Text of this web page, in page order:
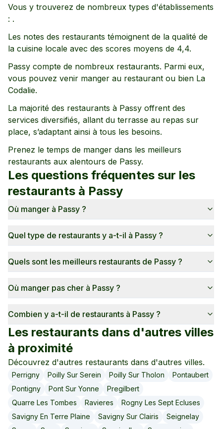
Vous y trouverez de nombreux types d'établissements
: .
Les notes des restaurants témoignent de la qualité de
la cuisine locale avec des scores moyens de 4,4.
Passy compte de nombreux restaurants. Parmi eux,
vous pouvez venir manger au restaurant ou bien La
Codalie.
La majorité des restaurants à Passy offrent des
services diversifiés, allant du terrasse au repas sur
place, s’adaptant ainsi à tous les besoins.
Prenez le temps de manger dans les meilleurs
restaurants aux alentours de Passy.
Les questions fréquentes sur les
restaurants à Passy
Où manger à Passy ?
Quel type de restaurants y a-t-il à Passy ?
Quels sont les meilleurs restaurants de Passy ?
Où manger pas cher à Passy ?
Combien y a-t-il de restaurants à Passy ?
Les restaurants dans d'autres villes
à proximité
Découvrez d'autres restaurants dans d'autres villes.
Perrigny Poilly Sur Serein Poilly Sur Tholon
Pontaubert
Pontigny
Pont Sur Yonne
Pregilbert
Quarre Les Tombes
Ravieres
Rogny Les Sept Ecluses
Savigny En Terre Plaine
Savigny Sur Clairis
Seignelay